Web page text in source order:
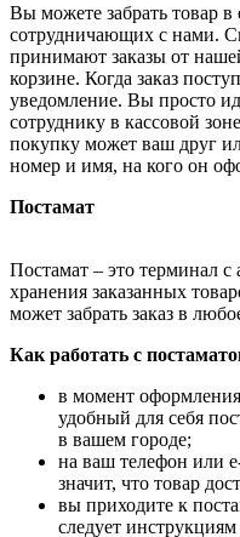
Вы можете забрать товар в
сотрудничающих с нами.
принимают заказы от
корзине. Когда заказ
уведомление. Вы просто
сотруднику в кассовой
покупку может ваш друг
номер и имя, на кого он
Постамат
Постамат – это терминал
хранения заказанных
может забрать заказ в
Как работать с
в момент оформления
удобный для себя
в вашем городе;
на ваш телефон или
значит, что товар
вы приходите к
следует инструкциям